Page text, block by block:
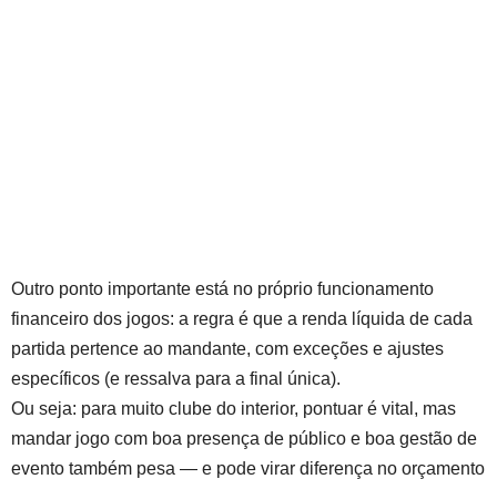
Outro ponto importante está no próprio funcionamento
financeiro dos jogos: a regra é que a renda líquida de cada
partida pertence ao mandante, com exceções e ajustes
específicos (e ressalva para a final única).
Ou seja: para muito clube do interior, pontuar é vital, mas
mandar jogo com boa presença de público e boa gestão de
evento também pesa — e pode virar diferença no orçamento